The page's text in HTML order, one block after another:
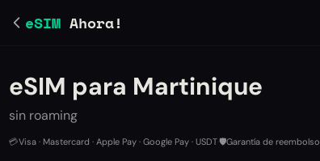
eSIM Ahora!
eSIM para Martinique
sin roaming
💳Visa · Mastercard · Apple Pay · Google Pay · USDT🛡️Garantía de reembolso